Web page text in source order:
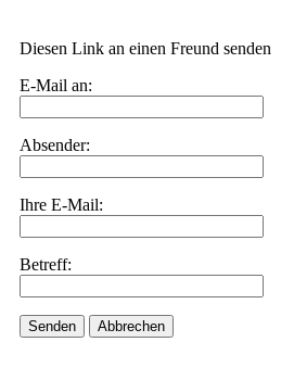
Diesen Link an einen Freund senden
E-Mail an:
Absender:
Ihre E-Mail:
Betreff:
Senden Abbrechen